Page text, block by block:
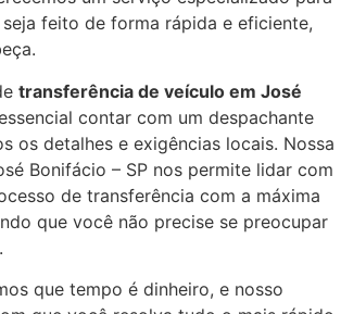
feito de forma rápida e eficiente,
transferência de veículo em José
contar com um despachante
os detalhes e exigências locais. Nossa
Bonifácio – SP nos permite lidar com
de transferência com a máxima
que você não precise se preocupar
que tempo é dinheiro, e nosso